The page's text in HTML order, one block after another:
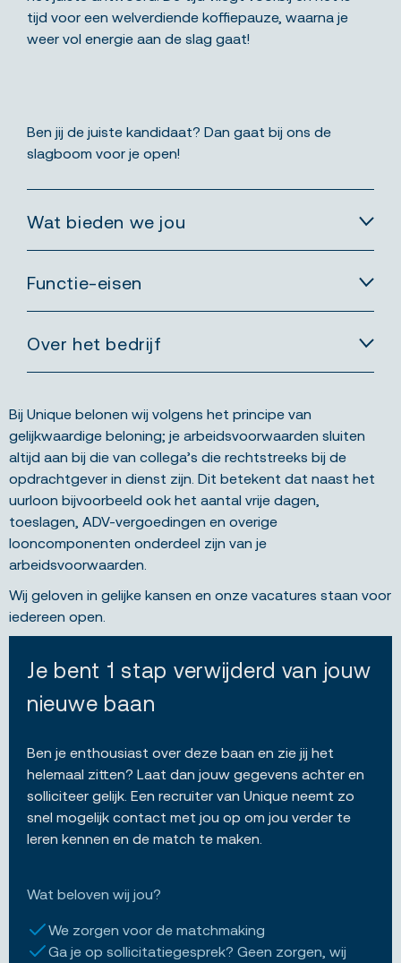
tijd voor een welverdiende koffiepauze, waarna je
weer vol energie aan de slag gaat!
Ben jij de juiste kandidaat? Dan gaat bij ons de
slagboom voor je open!
Wat bieden we jou
Functie-eisen
Over het bedrijf
Bij Unique belonen wij volgens het principe van
gelijkwaardige beloning; je arbeidsvoorwaarden sluiten
altijd aan bij die van collega’s die rechtstreeks bij de
opdrachtgever in dienst zijn. Dit betekent dat naast het
uurloon bijvoorbeeld ook het aantal vrije dagen,
toeslagen, ADV-vergoedingen en overige
looncomponenten onderdeel zijn van je
arbeidsvoorwaarden.
Wij geloven in gelijke kansen en onze vacatures staan voor
iedereen open.
Je bent 1 stap verwijderd van jouw
nieuwe baan
Ben je enthousiast over deze baan en zie jij het
helemaal zitten? Laat dan jouw gegevens achter en
solliciteer gelijk. Een recruiter van Unique neemt zo
snel mogelijk contact met jou op om jou verder te
leren kennen en de match te maken.
Wat beloven wij jou?
We zorgen voor de matchmaking
Ga je op sollicitatiegesprek? Geen zorgen, wij